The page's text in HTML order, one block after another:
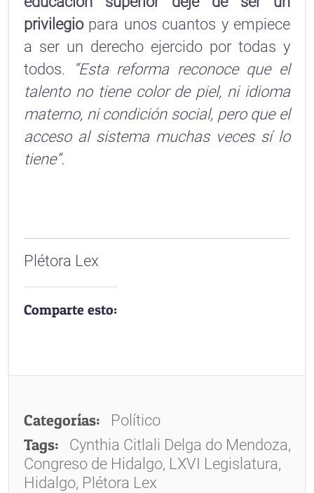
privilegiopara unos cuantos y empiece
a ser un derecho ejercido por todas y
todos.
“Esta reforma reconoce que el
talento no tiene color de piel, ni idioma
materno, ni condición social, pero que el
acceso al sistema muchas veces sí lo
tiene”.
Plétora Lex
Comparte esto:
Categorías: Político
Tags:
Cynthia Citlali Delga do Mendoza,
Congreso de Hidalgo, LXVI Legislatura,
Hidalgo, Plétora Lex